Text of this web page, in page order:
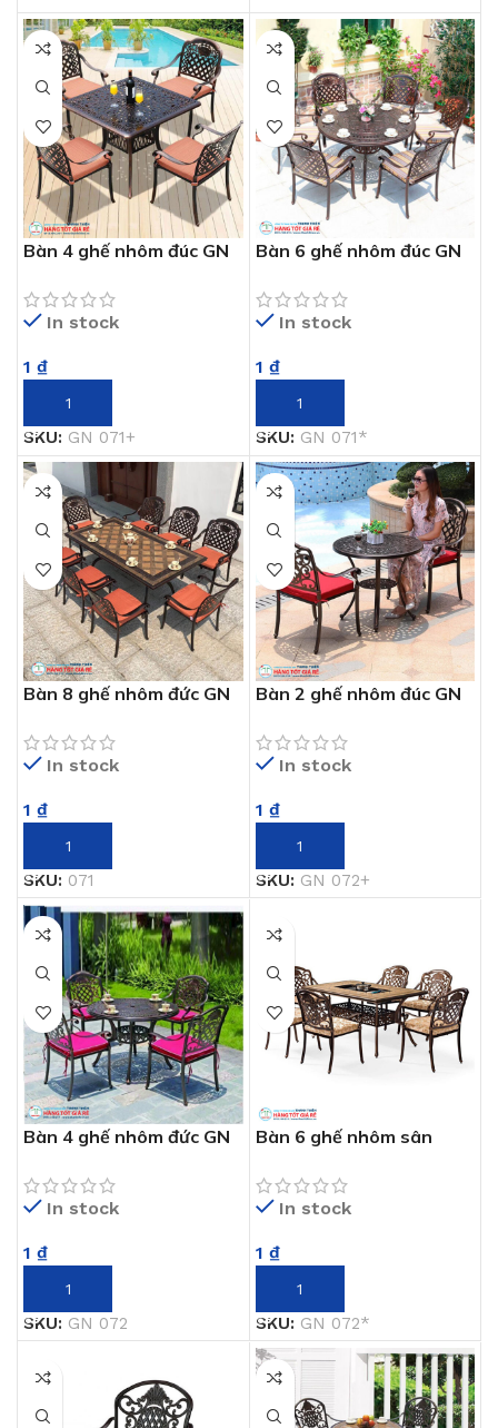
Bàn 4 ghế nhôm đúc GN
In stock
1 ₫
THÊM VÀO GIỎ HÀNG
SKU: GN 071+
Bàn 6 ghế nhôm đúc GN
In stock
1 ₫
THÊM VÀO GIỎ HÀNG
SKU: GN 071*
Bàn 8 ghế nhôm đức GN
In stock
1 ₫
THÊM VÀO GIỎ HÀNG
SKU: 071
Bàn 2 ghế nhôm đúc GN
In stock
1 ₫
THÊM VÀO GIỎ HÀNG
SKU: GN 072+
Bàn 4 ghế nhôm đức GN
In stock
1 ₫
THÊM VÀO GIỎ HÀNG
SKU: GN 072
Bàn 6 ghế nhôm sân
In stock
1 ₫
THÊM VÀO GIỎ HÀNG
SKU: GN 072*